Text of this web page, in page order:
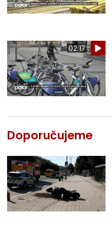
02:17
Doporučujeme